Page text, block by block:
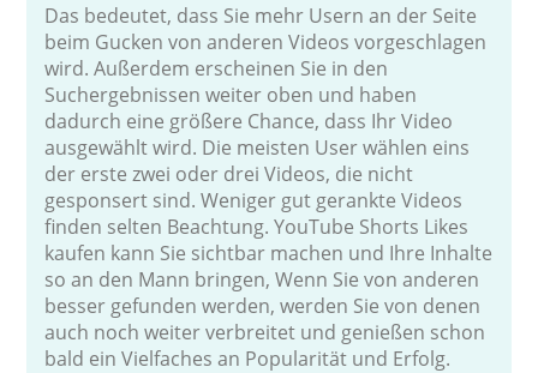
Das bedeutet, dass Sie mehr Usern an der Seite
beim Gucken von anderen Videos vorgeschlagen
wird. Außerdem erscheinen Sie in den
Suchergebnissen weiter oben und haben
dadurch eine größere Chance, dass Ihr Video
ausgewählt wird. Die meisten User wählen eins
der erste zwei oder drei Videos, die nicht
gesponsert sind. Weniger gut gerankte Videos
finden selten Beachtung. YouTube Shorts Likes
kaufen kann Sie sichtbar machen und Ihre Inhalte
so an den Mann bringen, Wenn Sie von anderen
besser gefunden werden, werden Sie von denen
auch noch weiter verbreitet und genießen schon
bald ein Vielfaches an Popularität und Erfolg.